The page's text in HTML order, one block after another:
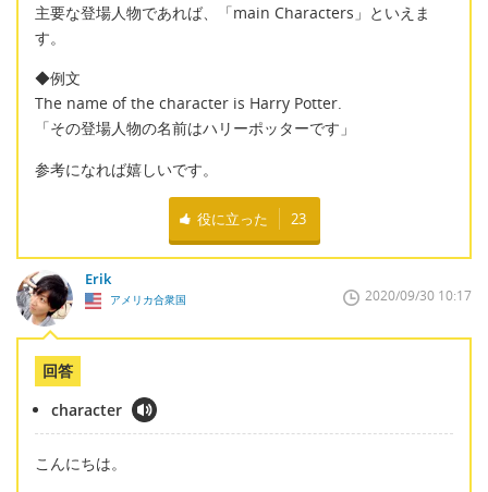
主要な登場人物であれば、「main Characters」といえま
す。
◆例文
The name of the character is Harry Potter.
「その登場人物の名前はハリーポッターです」
参考になれば嬉しいです。
役に立った 23
Erik
アメリカ合衆国 2020/09/30 10:17
回答
character
こんにちは。